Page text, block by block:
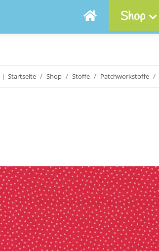
Shop
Startseite Shop Stoffe Patchworkstoffe